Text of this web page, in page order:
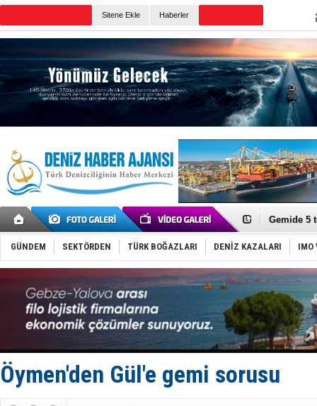
Sitene Ekle Haberler
Dron
Gemide 5
Yakıt
Rus
Tatil
Rusya,
Enejota
Denizcilik
‘14.
Taksi
SOCAR da
GÜNDEM SEKTÖRDEN TÜRK BOĞAZLARI DENİZ KAZALARI IMO
Öymen'den Gül'e gemi sorusu